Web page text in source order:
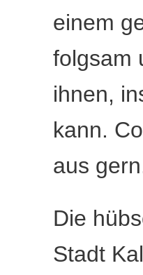
einem
folgsam
ihnen,
kann.
aus
Die
Stadt